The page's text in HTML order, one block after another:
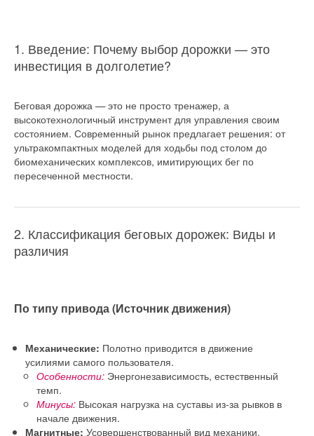
1. Введение: Почему выбор дорожки — это
инвестиция в долголетие?
Беговая дорожка — это не просто тренажер, а
высокотехнологичный инструмент для управления своим
состоянием. Современный рынок предлагает решения: от
ультракомпактных моделей для ходьбы под столом до
биомеханических комплексов, имитирующих бег по
пересеченной местности.
2. Классификация беговых дорожек: Виды и
различия
По типу привода (Источник движения)
Механические: Полотно приводится в движение
усилиями самого пользователя.
Особенности: Энергонезависимость, естественный
темп.
Минусы: Высокая нагрузка на суставы из-за рывков в
начале движения.
Магнитные: Усовершенствованный вид механики.